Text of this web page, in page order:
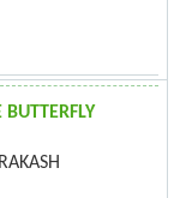
BUTTERFLY